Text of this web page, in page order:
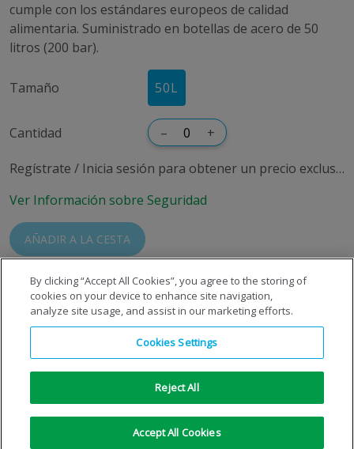
cumple con los estándares europeos de calidad
alimentaria. Suministrado en botellas de acero de 50
litros (200 bar).
Tamaño 50L
Cantidad – +
Regístrate / Inicia sesión para obtener un precio exclusivo
Ver Información sobre Seguridad
AÑADIR A LA CESTA
Copyright © 1996-2026 © S.E. de Carburos Metálicos, S.A.
Todos los derechos reservados|Aviso Legal|Aviso de
Aviso de cookies
By clicking “Accept All Cookies”, you agree to the storing of
cookies on your device to enhance site navigation,
analyze site usage, and assist in our marketing efforts.
Cookies Settings
Reject All
Accept All Cookies